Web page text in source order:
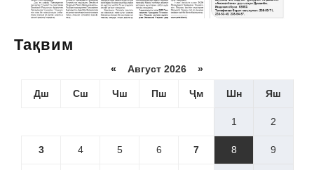
Тақвим
« Август 2026 »
Дш Сш Чш Пш Ҷм Шн Яш
1 2
3 4 5 6 7 8 9